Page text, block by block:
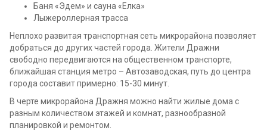
Баня «Эдем» и сауна «Елка»
Лыжероллерная трасса
Неплохо развитая транспортная сеть микрорайона позволяет
добраться до других частей города. Жители Дражни
свободно передвигаются на общественном транспорте,
ближайшая станция метро – Автозаводская, путь до центра
города составит примерно: 15-30 минут.
В черте микрорайона Дражня можно найти жилые дома с
разным количеством этажей и комнат, разнообразной
планировкой и ремонтом.